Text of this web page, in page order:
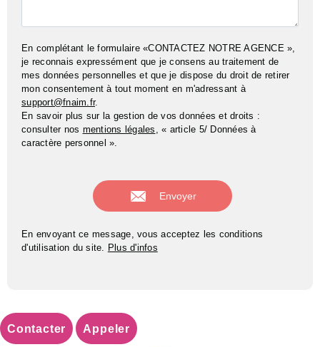
En complétant le formulaire «CONTACTEZ NOTRE AGENCE »,
je reconnais expressément que je consens au traitement de
mes données personnelles et que je dispose du droit de retirer
mon consentement à tout moment en m'adressant à
support@fnaim.fr.
En savoir plus sur la gestion de vos données et droits :
consulter nos mentions légales , « article 5/ Données à
caractère personnel ».
En envoyant ce message, vous acceptez les conditions
d'utilisation du site. Plus d'infos
Contacter Appeler